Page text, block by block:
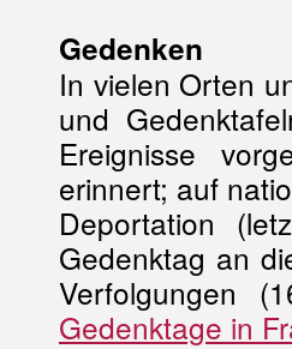
Gedenken
In vielen Orten
und
Ereignisse
erinnert; auf
Deportation
Gedenktag an
Verfolgungen
Gedenktage in